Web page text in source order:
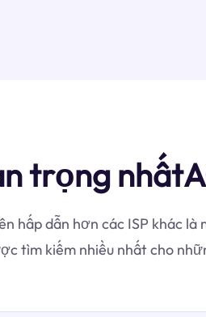
trọng
hấp dẫn hơn các ISP khác
tìm kiếm nhiều nhất cho